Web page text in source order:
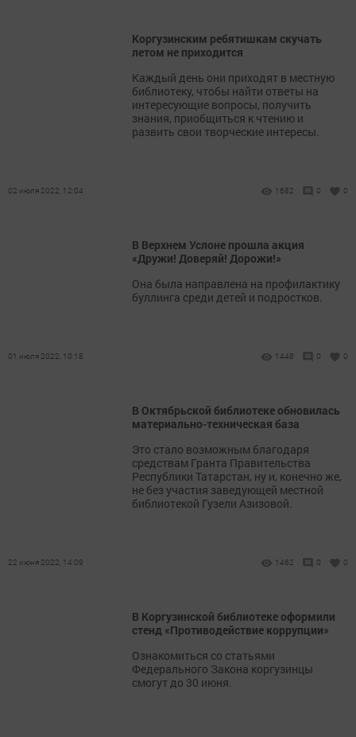
Коргузинским ребятишкам скучать
летом не приходится
Каждый день они приходят в местную
библиотеку, чтобы найти ответы на
интересующие вопросы, получить
знания, приобщиться к чтению и
развить свои творческие интересы.
02 июля 2022, 12:04 1682 0 0
В Верхнем Услоне прошла акция
«Дружи! Доверяй! Дорожи!»
Она была направлена на профилактику
буллинга среди детей и подростков.
01 июля 2022, 10:18 1448 0 0
В Октябрьской библиотеке обновилась
материально-техническая база
Это стало возможным благодаря
средствам Гранта Правительства
Республики Татарстан, ну и, конечно же,
не без участия заведующей местной
библиотекой Гузели Азизовой.
22 июня 2022, 14:09 1462 0 0
В Коргузинской библиотеке оформили
стенд «Противодействие коррупции»
Ознакомиться со статьями
Федерального Закона коргузинцы
смогут до 30 июня.